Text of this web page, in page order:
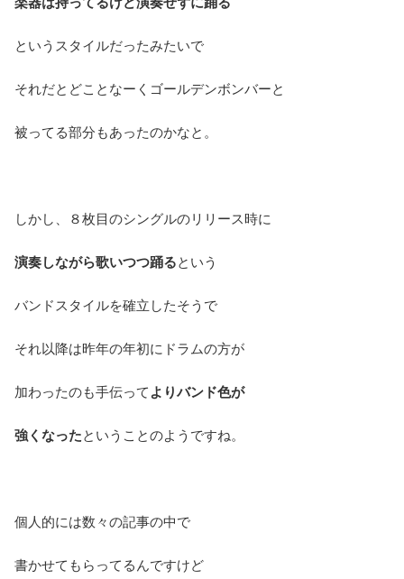
というスタイルだったみたいで
それだとどことなーくゴールデンボンバーと
被ってる部分もあったのかなと。
しかし、８枚目のシングルのリリース時に
演奏しながら歌いつつ踊るという
バンドスタイルを確立したそうで
それ以降は昨年の年初にドラムの方が
加わったのも手伝って よりバンド色が
強くなったということのようですね。
個人的には数々の記事の中で
書かせてもらってるんですけど